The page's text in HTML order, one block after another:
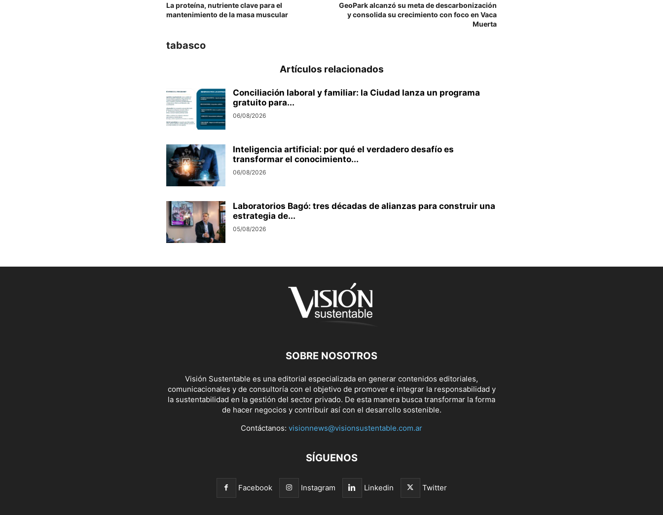
La proteína, nutriente clave para el
mantenimiento de la masa muscular
GeoPark alcanzó su meta de descarbonización
y consolida su crecimiento con foco en Vaca
Muerta
tabasco
Artículos relacionados
Conciliación laboral y familiar: la Ciudad lanza un programa
gratuito para...
06/08/2026
Inteligencia artificial: por qué el verdadero desafío es
transformar el conocimiento...
06/08/2026
Laboratorios Bagó: tres décadas de alianzas para construir una
estrategia de...
05/08/2026
SOBRE NOSOTROS
Visión Sustentable es una editorial especializada en generar contenidos editoriales,
comunicacionales y de consultoría con el objetivo de promover e integrar la responsabilidad y
la sustentabilidad en la gestión del sector privado. De esta manera busca transformar la forma
de hacer negocios y contribuir así con el desarrollo sostenible.
Contáctanos: visionnews@visionsustentable.com.ar
SÍGUENOS
Facebook Instagram Linkedin Twitter